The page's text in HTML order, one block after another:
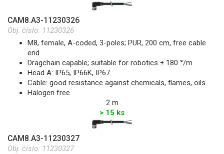
CAM8.A3-11230326
Obj. číslo: 11230326
M8, female, A-coded, 3-poles; PUR, 200 cm, free cable
end
Dragchain capable; suitable for robotics ± 180 °/m
Head A: IP65, IP66K, IP67
Cable: good resistance against chemicals, flames, oils
Halogen free
2 m
> 15 ks
CAM8.A3-11230327
Obj. číslo: 11230327